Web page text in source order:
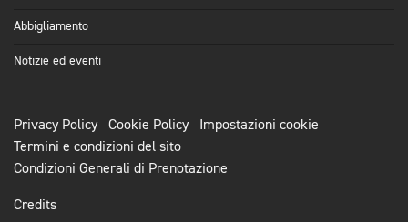
Abbigliamento
Notizie ed eventi
Privacy Policy Cookie Policy
Impostazioni cookie
Termini e condizioni del sito
Condizioni Generali di Prenotazione
Credits